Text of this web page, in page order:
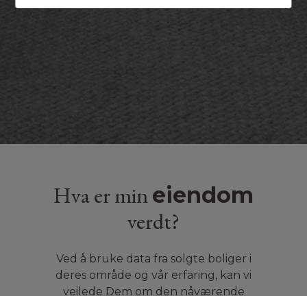
Hva er mineiendom
verdt?
Ved å bruke data fra solgte boliger i
deres område og vår erfaring, kan vi
veilede Dem om den nåværende